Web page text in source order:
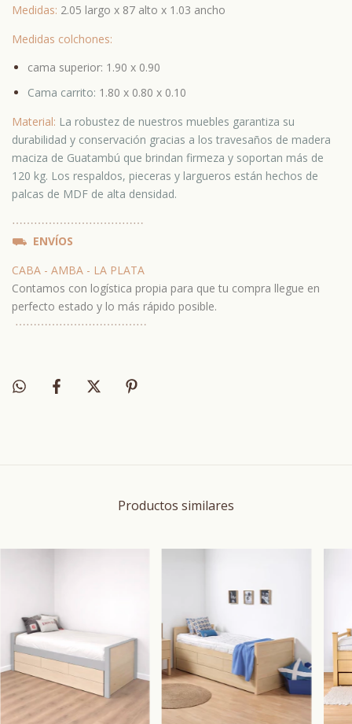
Medidas: 2.05 largo x 87 alto x 1.03 ancho
Medidas colchones:
cama superior: 1.90 x 0.90
Cama carrito: 1.80 x 0.80 x 0.10
Material: La robustez de nuestros muebles garantiza su
durabilidad y conservación gracias a los travesaños de madera
maciza de Guatambú que brindan firmeza y soportan más de
120 kg. Los respaldos, pieceras y largueros están hechos de
palcas de MDF de alta densidad.
⋯⋯⋯⋯⋯⋯⋯⋯⋯⋯⋯⋯
⛟ ENVÍOS
CABA - AMBA - LA PLATA
Contamos con logística propia para que tu compra llegue en
perfecto estado y lo más rápido posible.
⋯⋯⋯⋯⋯⋯⋯⋯⋯⋯⋯⋯
Productos similares